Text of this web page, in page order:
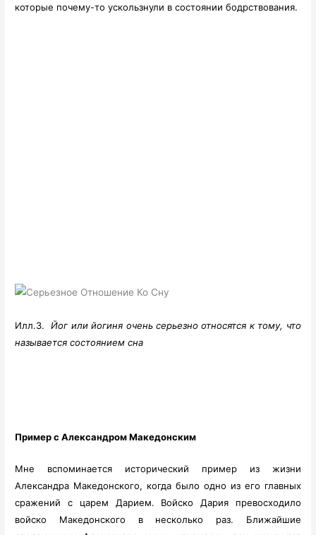
которые почему-то ускользнули в состоянии бодрствования.
Илл.3.Йог или йогиня очень серьезно относятся к тому, что
называется состоянием сна
Пример с Александром Македонским
Мне вспоминается исторический пример из жизни
Александра Македонского, когда было одно из его главных
сражений с царем Дарием. Войско Дария превосходило
войско Македонского в несколько раз. Ближайшие